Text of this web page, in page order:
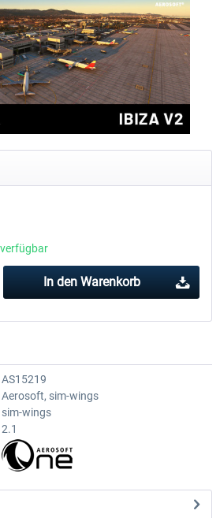
Aerosoft Airport Köln/
In den Warenkorb
AS15219
Aerosoft, sim-wings
sim-wings
2.1